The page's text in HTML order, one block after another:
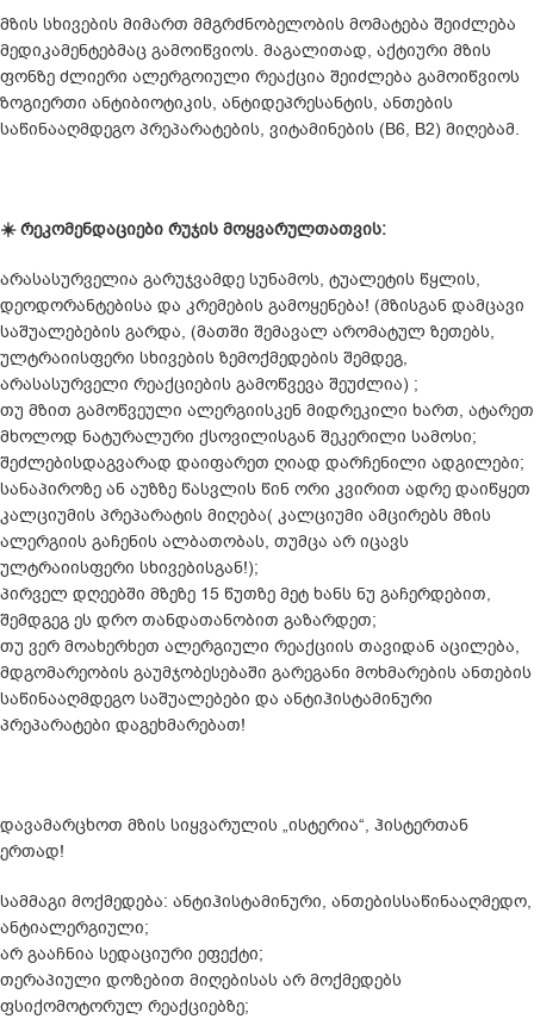
მზის სხივების მიმართ მმგრძნობელობის მომატება შეიძლება
მედიკამენტებმაც გამოიწვიოს. მაგალითად, აქტიური მზის
ფონზე ძლიერი ალერგოიული რეაქცია შეიძლება გამოიწვიოს
ზოგიერთი ანტიბიოტიკის, ანტიდეპრესანტის, ანთების
საწინააღმდეგო პრეპარატების, ვიტამინების (B6, B2) მიღებამ.
☀ რეკომენდაციები რუჯის მოყვარულთათვის:
არასასურველია გარუჯვამდე სუნამოს, ტუალეტის წყლის,
დეოდორანტებისა და კრემების გამოყენება! (მზისგან დამცავი
საშუალებების გარდა, (მათში შემავალ არომატულ ზეთებს,
ულტრაიისფერი სხივების ზემოქმედების შემდეგ,
არასასურველი რეაქციების გამოწვევა შეუძლია) ;
თუ მზით გამოწვეული ალერგიისკენ მიდრეკილი ხართ, ატარეთ
მხოლოდ ნატურალური ქსოვილისგან შეკერილი სამოსი;
შეძლებისდაგვარად დაიფარეთ ღიად დარჩენილი ადგილები;
სანაპიროზე ან აუზზე წასვლის წინ ორი კვირით ადრე დაიწყეთ
კალციუმის პრეპარატის მიღება( კალციუმი ამცირებს მზის
ალერგიის გაჩენის ალბათობას, თუმცა არ იცავს
ულტრაიისფერი სხივებისგან!);
პირველ დღეებში მზეზე 15 წუთზე მეტ ხანს ნუ გაჩერდებით,
შემდგეგ ეს დრო თანდათანობით გაზარდეთ;
თუ ვერ მოახერხეთ ალერგიული რეაქციის თავიდან აცილება,
მდგომარეობის გაუმჯობესებაში გარეგანი მოხმარების ანთების
საწინააღმდეგო საშუალებები და ანტიჰისტამინური
პრეპარატები დაგეხმარებათ!
დავამარცხოთ მზის სიყვარულის „ისტერია“, ჰისტერთან
ერთად!
სამმაგი მოქმედება: ანტიჰისტამინური, ანთებისსაწინააღმედო,
ანტიალერგიული;
არ გააჩნია სედაციური ეფექტი;
თერაპიული დოზებით მიღებისას არ მოქმედებს
ფსიქომოტორულ რეაქციებზე;